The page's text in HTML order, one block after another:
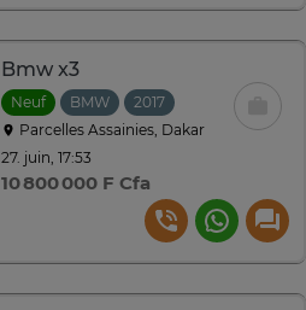
Bmw x3
Neuf BMW 2017
Automatique
Parcelles Assainies, Dakar
27. juin, 17:53
10 800 000 F Cfa